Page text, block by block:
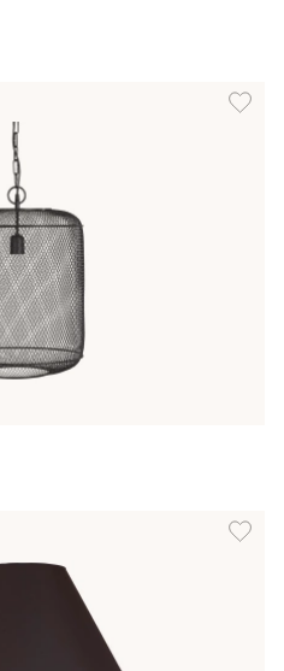
Lägg
Lägg